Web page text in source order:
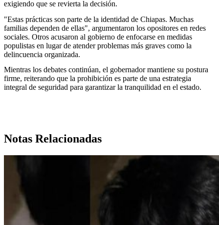
exigiendo que se revierta la decisión.
"Estas prácticas son parte de la identidad de Chiapas. Muchas
familias dependen de ellas", argumentaron los opositores en redes
sociales. Otros acusaron al gobierno de enfocarse en medidas
populistas en lugar de atender problemas más graves como la
delincuencia organizada.
Mientras los debates continúan, el gobernador mantiene su postura
firme, reiterando que la prohibición es parte de una estrategia
integral de seguridad para garantizar la tranquilidad en el estado.
Notas Relacionadas